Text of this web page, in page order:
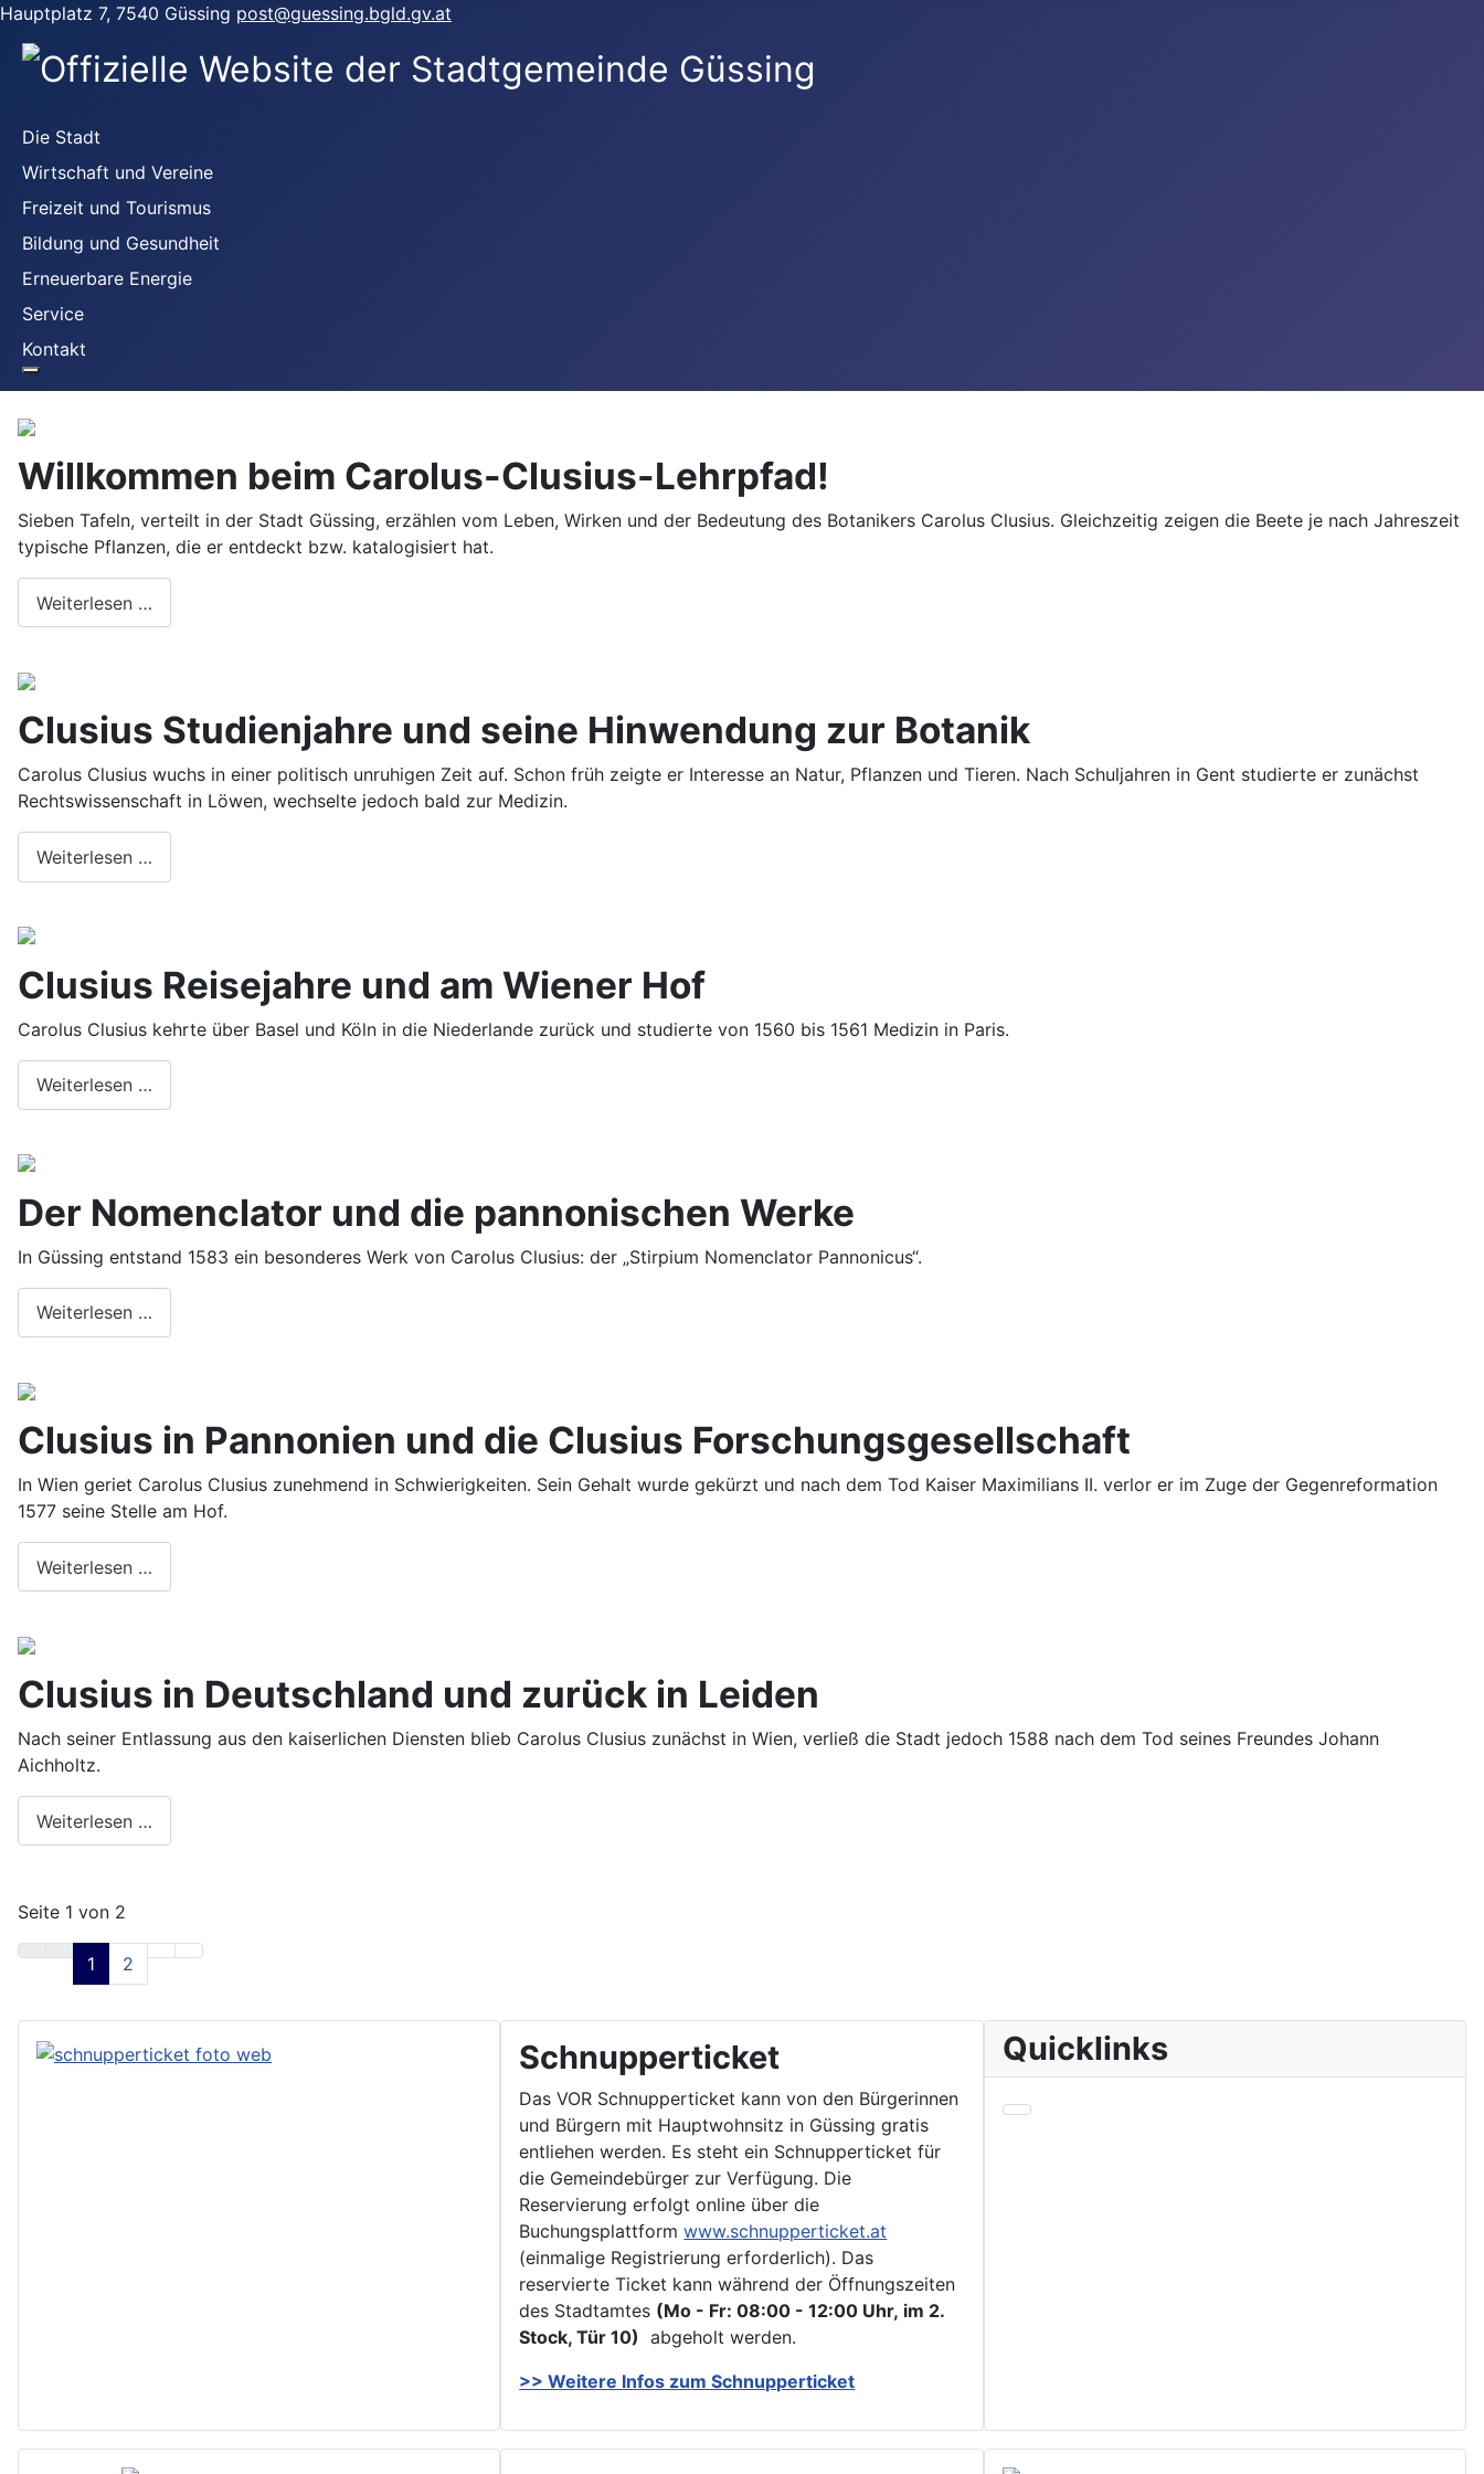
Hauptplatz 7, 7540 Güssing post@guessing.bgld.gv.at
Die Stadt
Wirtschaft und Vereine
Freizeit und Tourismus
Bildung und Gesundheit
Erneuerbare Energie
Service
Kontakt
Willkommen beim Carolus-Clusius-Lehrpfad!
Sieben Tafeln, verteilt in der Stadt Güssing, erzählen vom Leben, Wirken und der Bedeutung des Botanikers Carolus Clusius. Gleichzeitig zeigen die Beete je nach Jahreszeit
typische Pflanzen, die er entdeckt bzw. katalogisiert hat.
Weiterlesen …
Clusius Studienjahre und seine Hinwendung zur Botanik
Carolus Clusius wuchs in einer politisch unruhigen Zeit auf. Schon früh zeigte er Interesse an Natur, Pflanzen und Tieren. Nach Schuljahren in Gent studierte er zunächst
Rechtswissenschaft in Löwen, wechselte jedoch bald zur Medizin.
Weiterlesen …
Clusius Reisejahre und am Wiener Hof
Carolus Clusius kehrte über Basel und Köln in die Niederlande zurück und studierte von 1560 bis 1561 Medizin in Paris.
Weiterlesen …
Der Nomenclator und die pannonischen Werke
In Güssing entstand 1583 ein besonderes Werk von Carolus Clusius: der „Stirpium Nomenclator Pannonicus“.
Weiterlesen …
Clusius in Pannonien und die Clusius Forschungsgesellschaft
In Wien geriet Carolus Clusius zunehmend in Schwierigkeiten. Sein Gehalt wurde gekürzt und nach dem Tod Kaiser Maximilians II. verlor er im Zuge der Gegenreformation
1577 seine Stelle am Hof.
Weiterlesen …
Clusius in Deutschland und zurück in Leiden
Nach seiner Entlassung aus den kaiserlichen Diensten blieb Carolus Clusius zunächst in Wien, verließ die Stadt jedoch 1588 nach dem Tod seines Freundes Johann
Aichholtz.
Weiterlesen …
Seite 1 von 2
1 2
Schnupperticket
Das VOR Schnupperticket kann von den Bürgerinnen
und Bürgern mit Hauptwohnsitz in Güssing gratis
entliehen werden. Es steht ein Schnupperticket für
die Gemeindebürger zur Verfügung. Die
Reservierung erfolgt online über die
Buchungsplattformwww.schnupperticket.at
(einmalige Registrierung erforderlich). Das
reservierte Ticket kann während der Öffnungszeiten
des Stadtamtes (Mo - Fr: 08:00 - 12:00 Uhr, im 2.
Stock, Tür 10) abgeholt werden.
>> Weitere Infos zum Schnupperticket
Quicklinks